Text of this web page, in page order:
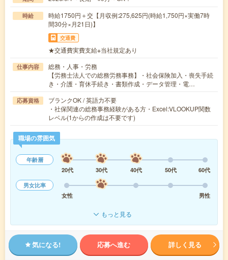
時給
時給1750円＋交【月収例:275,625円(時給1,750円×実働7時
間30分×月21日)】
交通費
★交通費実費支給※当社規定あり
仕事内容
総務・人事・労務
【労務士法人での総務労務事務】・社会保険加入・喪失手続
き・介護・育休手続き・書類作成・データ管理・電…
応募資格
ブランクOK / 英語力不要
・社保関連の総務事務経験がある方・Excel:VLOOKUP関数
レベル(1からの作成は不要です)
職場の雰囲気
年齢層
20代
30代 40代 50代
60代
男女比率
女性
男性
もっと見る
気になる! 応募へ進む 詳しく見る